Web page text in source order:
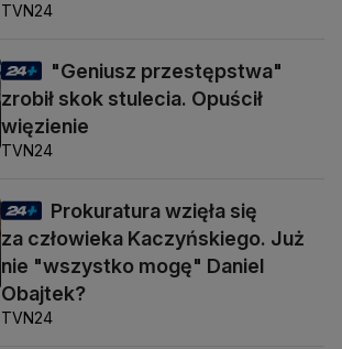
TVN24
"Geniusz przestępstwa"
zrobił skok stulecia. Opuścił
więzienie
TVN24
Prokuratura wzięła się
za człowieka Kaczyńskiego. Już
nie "wszystko mogę" Daniel
Obajtek?
TVN24